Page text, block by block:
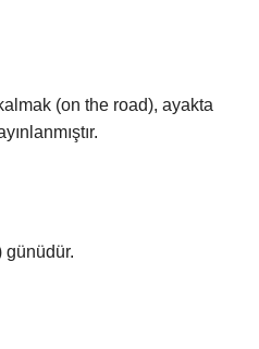
(on the road), ayakta
günüdür.